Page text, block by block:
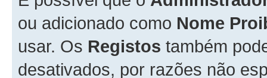
ou adicionado como Nome
usar. Os Registos também
desativados, por razões não